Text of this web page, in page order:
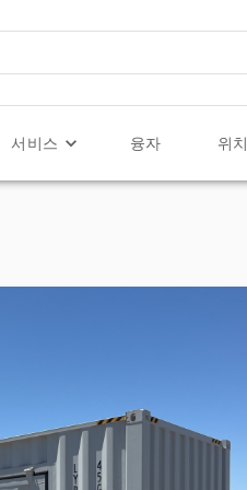
서비스 융자 위치